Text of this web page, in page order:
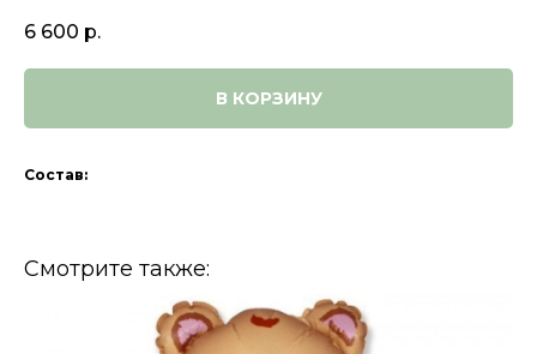
6 600 р.
В КОРЗИНУ
Состав:
Смотрите также: